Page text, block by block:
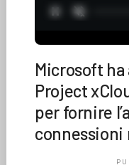
Microsoft
Project
per fornire
connessioni